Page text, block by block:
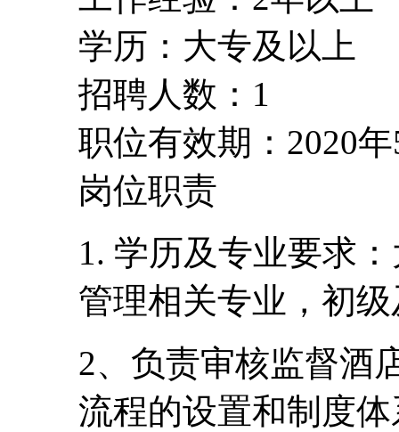
学历：大专及以上
招聘人数：1
职位有效期：2020
岗位职责
1. 学历及专业要求
管理相关专业，初
2、负责审核监督酒
流程的设置和制度